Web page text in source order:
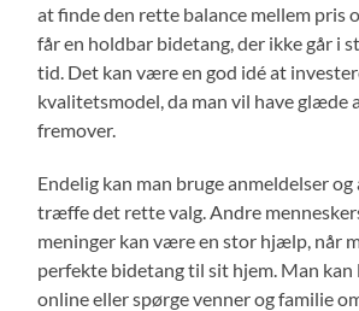
at finde den rette balance mellem pris
får en holdbar bidetang, der ikke går i
tid. Det kan være en god idé at
kvalitetsmodel, da man vil have glæde
fremover.
Endelig kan man bruge anmeldelser
træffe det rette valg. Andre
meninger kan være en stor hjælp, når
perfekte bidetang til sit hjem. Man
online eller spørge venner og familie